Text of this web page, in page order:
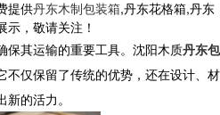
提供丹东木制包装箱,丹东花格箱,丹东
，敬请关注！
保其运输的重要工具。沈阳木质丹东包
不仅保留了传统的优势，还在设计、材
的活力。